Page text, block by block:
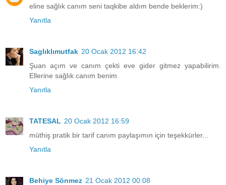
eline sağlık canım seni taqkibe aldım bende beklerim:)
Yanıtla
Saglıklımutfak 20 Ocak 2012 16:42
Şuan açım ve canım çekti eve gider gitmez yapabilirim.
Ellerine sağlık canım benim
Yanıtla
TATESAL 20 Ocak 2012 16:59
müthiş pratik bir tarif canım paylaşımın için teşekkürler...
Yanıtla
Behiye Sönmez 21 Ocak 2012 00:08